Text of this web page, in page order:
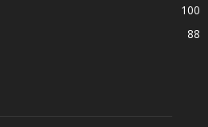
100
88